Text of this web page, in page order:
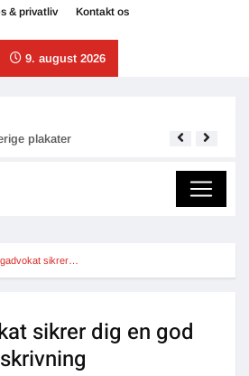
& privatliv Kontakt os
9. august 2026
plakater
sikrer…
sikrer dig en god